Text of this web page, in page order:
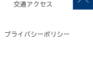
交通アクセス
プライバシーポリシー